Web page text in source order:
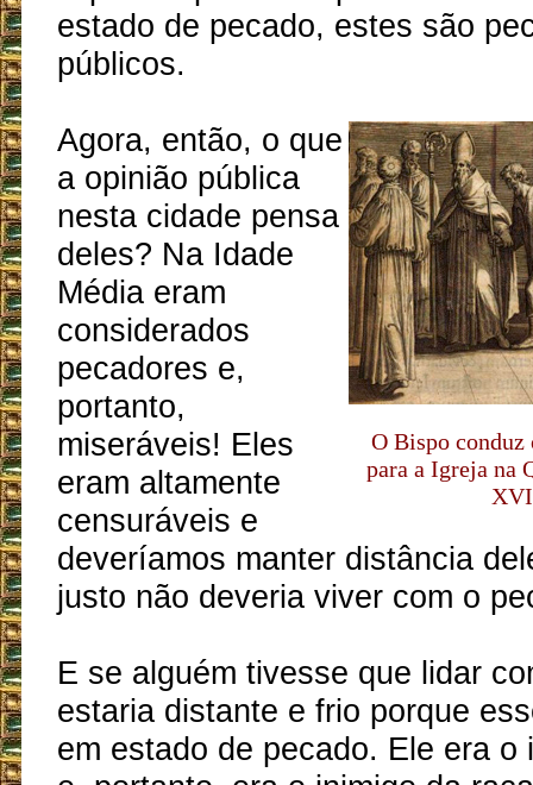
estado de pecado, estes são
públicos.
O Bispo conduz
para a Igreja na
Agora, então, o que
a opinião pública
nesta cidade pensa
deles? Na Idade
Média eram
considerados
pecadores e,
portanto,
miseráveis! Eles
eram altamente
censuráveis e
deveríamos manter distância
justo não deveria viver com o
E se alguém tivesse que lidar
estaria distante e frio porque
em estado de pecado. Ele era o